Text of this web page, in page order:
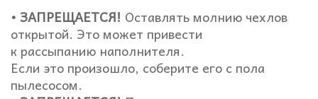
• ЗАПРЕЩАЕТСЯ! Оставлять молнию чехлов
открытой. Это может привести
к рассыпанию наполнителя.
Если это произошло, соберите его с пола
пылесосом.